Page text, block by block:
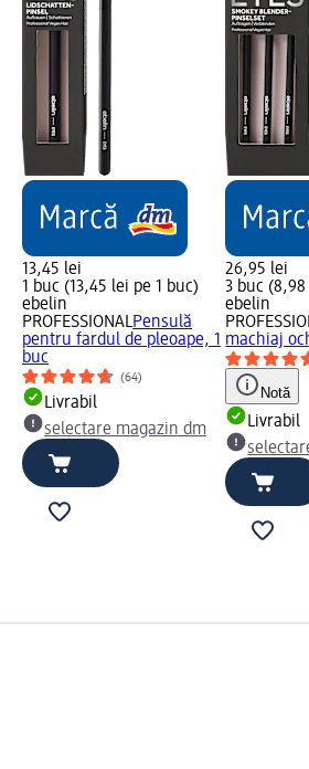
13,45 lei
1 buc (13,45 lei pe 1 buc)
ebelin
PROFESSIONALPensulă
pentru fardul de pleoape, 1
buc
(64)
Livrabil
selectare magazin dm
26,95 lei
3 buc
ebelin
machiaj
Notă
Livrabil